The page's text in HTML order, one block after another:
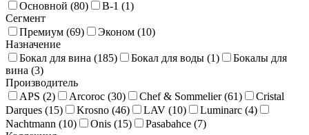
Основной (80) В-1 (1)
Сегмент
Премиум (69) Эконом (10)
Назначение
Бокал для вина (185) Бокал для воды (1)
Бокалы для
вина (3)
Производитель
APS (2) Arcoroc (30) Chef & Sommelier (61)
Cristal
Darques (15) Krosno (46) LAV (10) Luminarc (4)
Nachtmann (10) Onis (15) Pasabahce (7)